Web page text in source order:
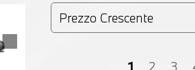
Coupé
1 2 3